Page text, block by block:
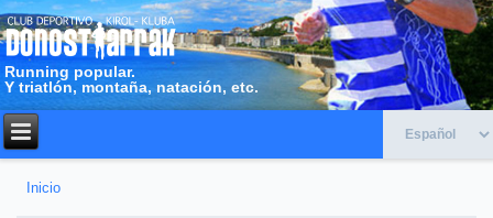
Running popular.
Y triatlón, montaña, natación, etc.
Inicio